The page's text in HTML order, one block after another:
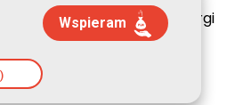
im. ks. Piotra Skargi
Wspieram